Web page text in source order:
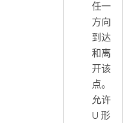
任一
方向
到达
和离
开该
点。
允许
U 形